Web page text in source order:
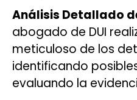
Análisis Detallado
abogado de DUI
meticuloso de los
identificando
evaluando la